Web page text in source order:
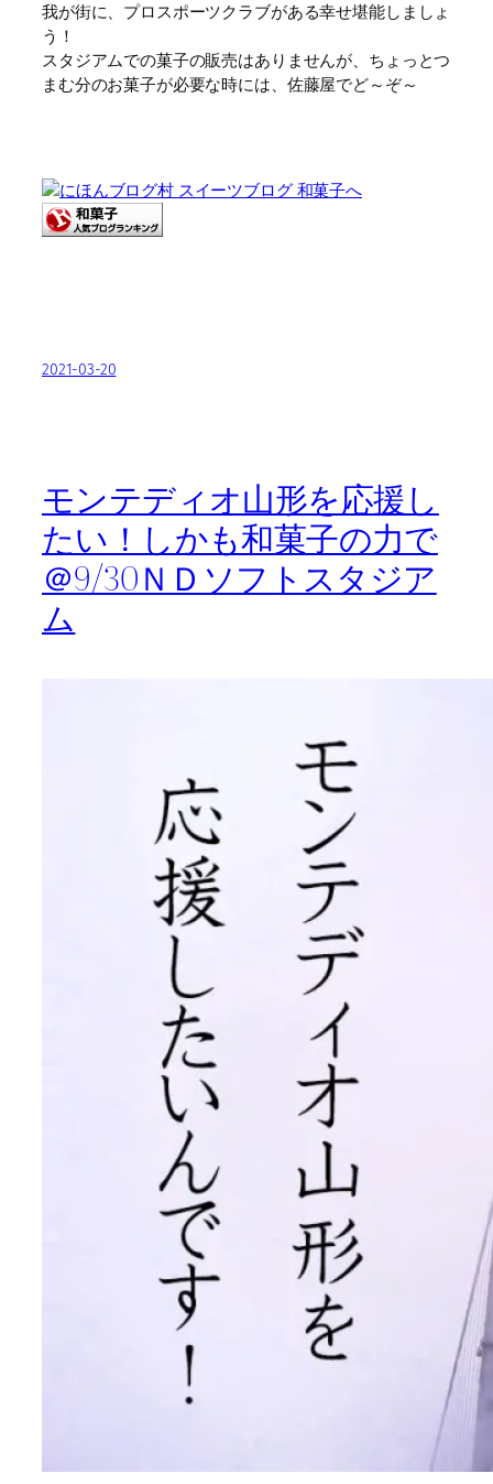
我が街に、プロスポーツクラブがある幸せ堪能しましょ
う！
スタジアムでの菓子の販売はありませんが、ちょっとつ
まむ分のお菓子が必要な時には、佐藤屋でど～ぞ～
2021-03-20
モンテディオ山形を応援し
たい！しかも和菓子の力で
＠9/30ＮＤソフトスタジア
ム